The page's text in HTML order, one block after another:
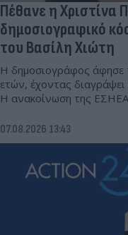
Πέθανε η Χριστίνα
δημοσιογραφικό
του Βασίλη Χιώτη
Η δημοσιογράφος άφησε
ετών, έχοντας
Η ανακοίνωση της
07.08.2026 13:43